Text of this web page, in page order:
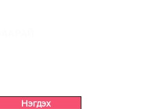
Нэгдэх